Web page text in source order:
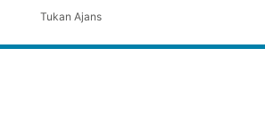
Tukan Ajans